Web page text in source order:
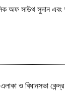
অফ সাউথ সুদান
ও বিধানসভা